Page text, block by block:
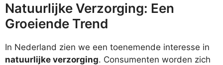
Natuurlijke Verzorging: Een
Groeiende Trend
In Nederland zien we een toenemende interesse in
natuurlijke verzorging. Consumenten worden zich